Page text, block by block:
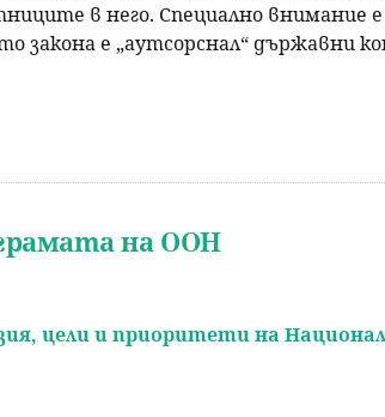
в него. Специално внимание
закона е „аутсорснал“ държавни
на ООН
цели и приоритети на